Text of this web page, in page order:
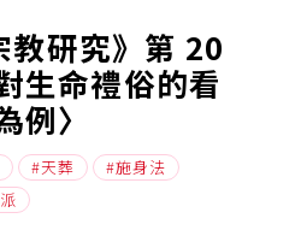
明
研究》第 20
生命禮俗的看
〉
天葬
施身法